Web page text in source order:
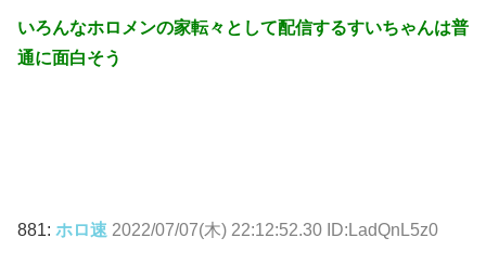
いろんなホロメンの家転々として配信するすいちゃんは普
通に面白そう
881: ホロ速 2022/07/07(木) 22:12:52.30 ID:LadQnL5z0